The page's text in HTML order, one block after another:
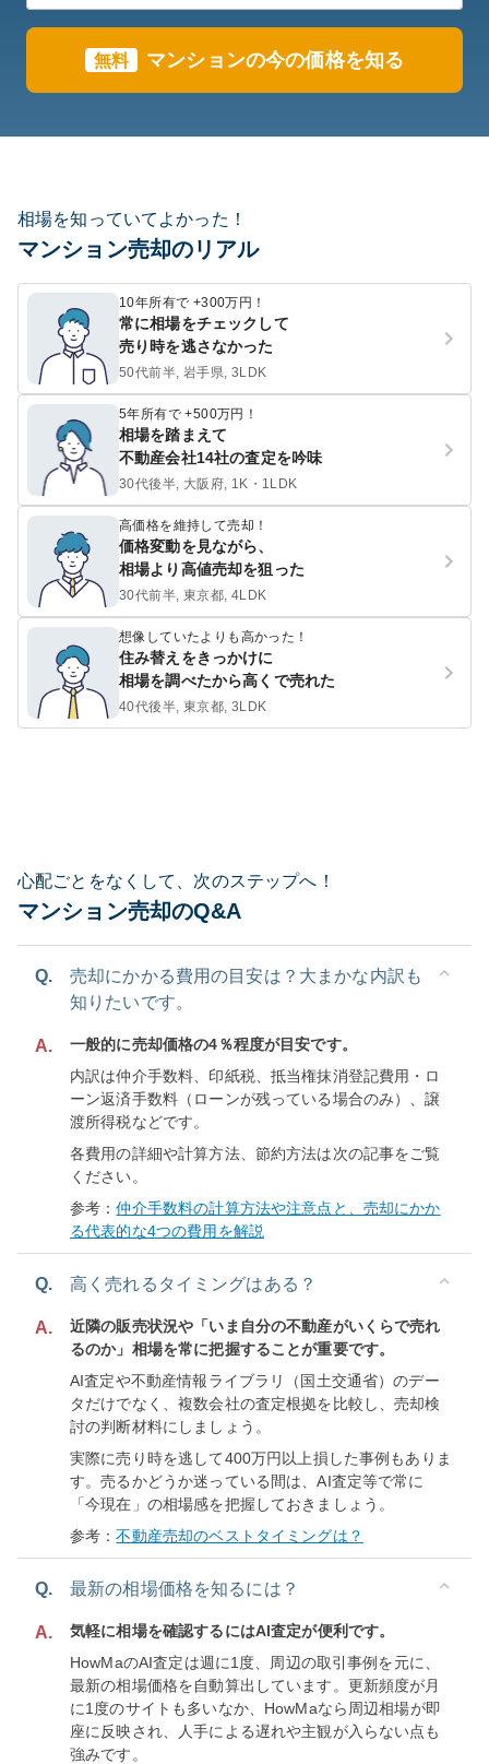
無料 マンションの今の価格を知る
相場を知っていてよかった！
マンション売却のリアル
10年所有で +300万円！
常に相場をチェックして
売り時を逃さなかった
50代前半, 岩手県, 3LDK
5年所有で +500万円！
相場を踏まえて
不動産会社14社の査定を吟味
30代後半, 大阪府, 1K・1LDK
高価格を維持して売却！
価格変動を見ながら、
相場より高値売却を狙った
30代前半, 東京都, 4LDK
想像していたよりも高かった！
住み替えをきっかけに
相場を調べたから高くで売れた
40代後半, 東京都, 3LDK
心配ごとをなくして、次のステップへ！
マンション売却のQ&A
Q.
売却にかかる費用の目安は？大まかな内訳も
知りたいです。
A.
一般的に売却価格の4％程度が目安です。
内訳は仲介手数料、印紙税、抵当権抹消登記費用・ロ
ーン返済手数料（ローンが残っている場合のみ）、譲
渡所得税などです。
各費用の詳細や計算方法、節約方法は次の記事をご覧
ください。
参考：仲介手数料の計算方法や注意点と、売却にかか
る代表的な4つの費用を解説
Q. 高く売れるタイミングはある？
A.
近隣の販売状況や「いま自分の不動産がいくらで売れ
るのか」相場を常に把握することが重要です。
AI査定や不動産情報ライブラリ（国土交通省）のデー
タだけでなく、複数会社の査定根拠を比較し、売却検
討の判断材料にしましょう。
実際に売り時を逃して400万円以上損した事例もありま
す。売るかどうか迷っている間は、AI査定等で常に
「今現在」の相場感を把握しておきましょう。
参考：不動産売却のベストタイミングは？
Q. 最新の相場価格を知るには？
A.
気軽に相場を確認するにはAI査定が便利です。
HowMaのAI査定は週に1度、周辺の取引事例を元に、
最新の相場価格を自動算出しています。更新頻度が月
に1度のサイトも多いなか、HowMaなら周辺相場が即
座に反映され、人手による遅れや主観が入らない点も
強みです。